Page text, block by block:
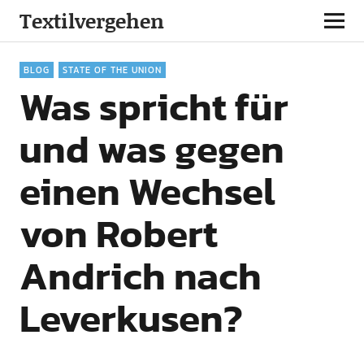
Textilvergehen
BLOG STATE OF THE UNION
Was spricht für
und was gegen
einen Wechsel
von Robert
Andrich nach
Leverkusen?